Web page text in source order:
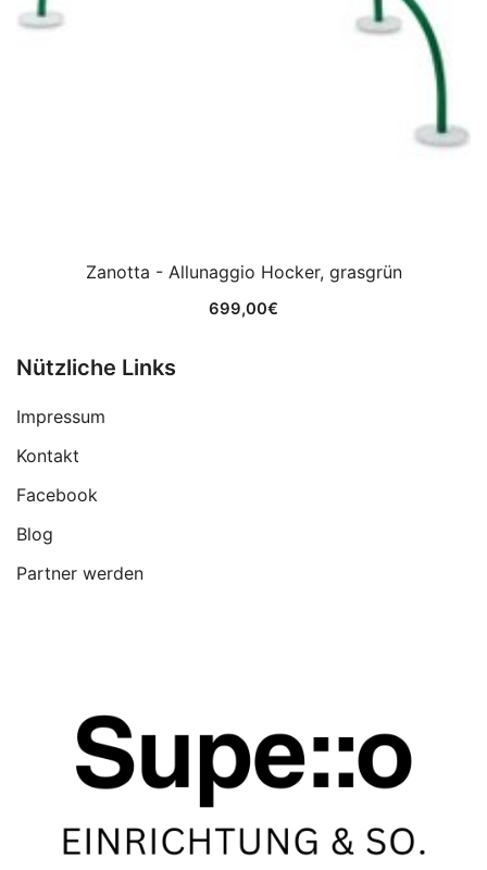
Zanotta - Allunaggio Hocker, grasgrün
699,00€
Nützliche Links
Impressum
Kontakt
Facebook
Blog
Partner werden